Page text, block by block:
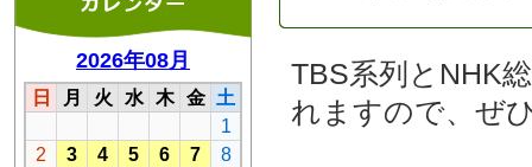
TBS系列とNHK
れますので、ぜ